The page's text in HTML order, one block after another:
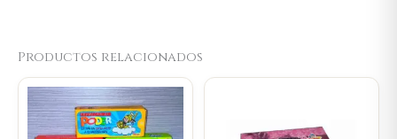
Productos relacionados
Original
price
was:
$9.000.
Current
price
is:
$8.550.
$14.000.
Current